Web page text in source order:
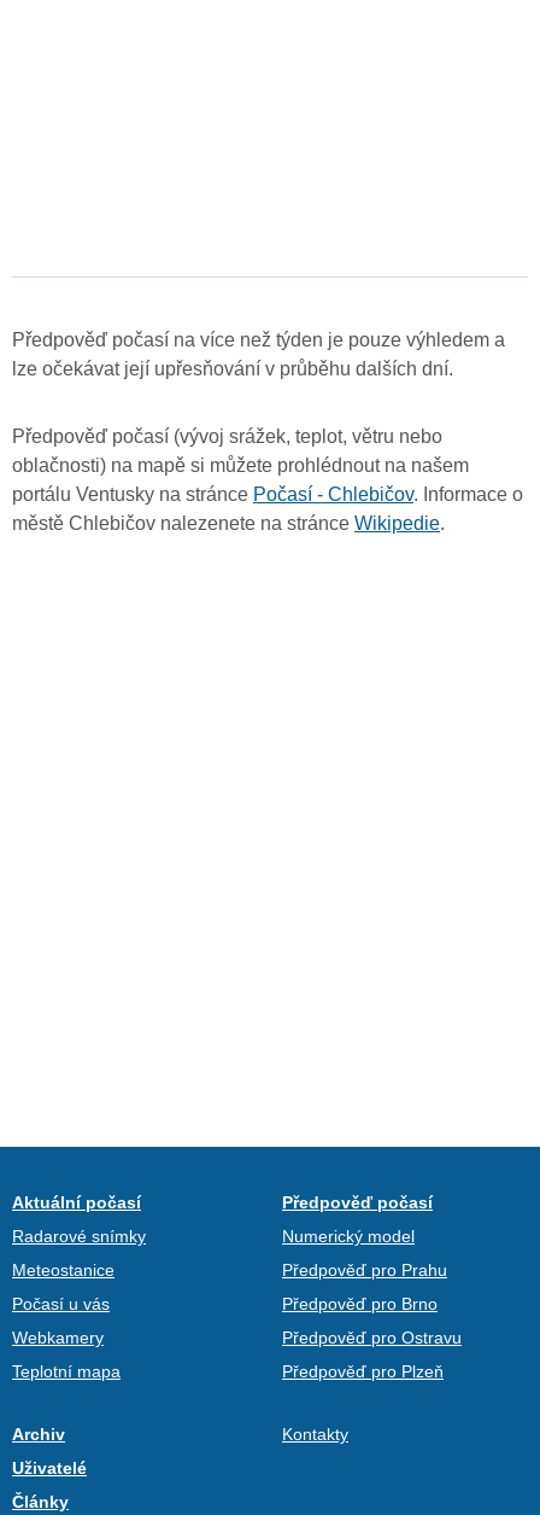
Předpověď počasí na více než týden je pouze výhledem a
lze očekávat její upřesňování v průběhu dalších dní.
Předpověď počasí (vývoj srážek, teplot, větru nebo
oblačnosti) na mapě si můžete prohlédnout na našem
portálu Ventusky na stránce Počasí - Chlebičov. Informace o
městě Chlebičov nalezenete na stránce Wikipedie.
Aktuální počasí
Radarové snímky
Meteostanice
Počasí u vás
Webkamery
Teplotní mapa
Předpověď počasí
Numerický model
Předpověď pro Prahu
Předpověď pro Brno
Předpověď pro Ostravu
Předpověď pro Plzeň
Archiv
Uživatelé
Články
Kontakty